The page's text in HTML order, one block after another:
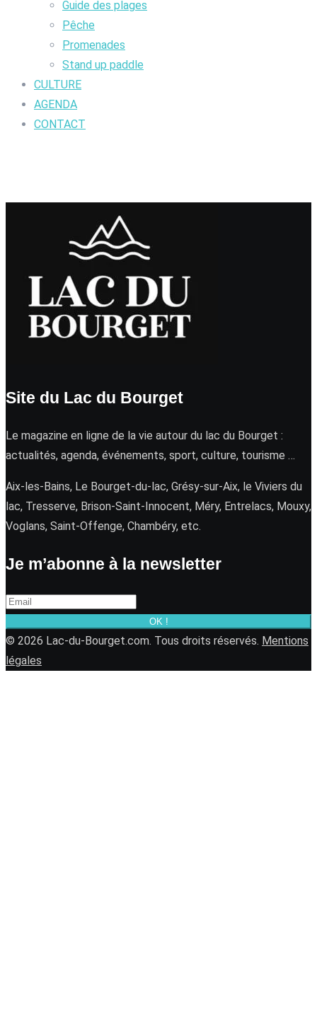
Guide des plages
Pêche
Promenades
Stand up paddle
CULTURE
AGENDA
CONTACT
Site du Lac du Bourget
Le magazine en ligne de la vie autour du lac du Bourget :
actualités, agenda, événements, sport, culture, tourisme …
Aix-les-Bains, Le Bourget-du-lac, Grésy-sur-Aix, le Viviers du
lac, Tresserve, Brison-Saint-Innocent, Méry, Entrelacs, Mouxy,
Voglans, Saint-Offenge, Chambéry, etc.
Je m’abonne à la newsletter
OK !
© 2026 Lac-du-Bourget.com. Tous droits réservés. Mentions
légales